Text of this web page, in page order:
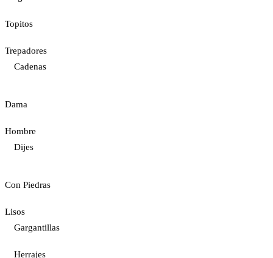
Topitos
Trepadores
Cadenas
Dama
Hombre
Dijes
Con Piedras
Lisos
Gargantillas
Herrajes